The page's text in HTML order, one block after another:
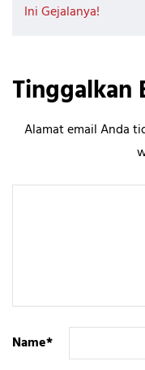
Ini Gejalanya!
Tinggalkan
Alamat email Anda
Name*